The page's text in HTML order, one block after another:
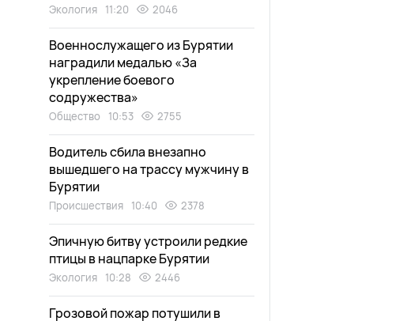
Экология 11:20 2046
Военнослужащего из Бурятии
наградили медалью «За
укрепление боевого
содружества»
Общество 10:53 2755
Водитель сбила внезапно
вышедшего на трассу мужчину в
Бурятии
Происшествия 10:40 2378
Эпичную битву устроили редкие
птицы в нацпарке Бурятии
Экология 10:28 2446
Грозовой пожар потушили в